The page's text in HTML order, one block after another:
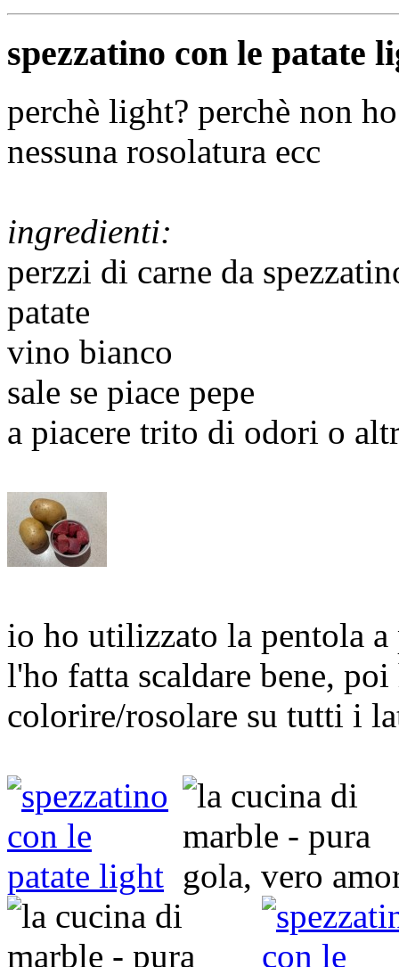
spezzatino con le patate
perchè light? perchè non
nessuna rosolatura ecc
ingredienti:
perzzi di carne da
patate
vino bianco
sale se piace pepe
a piacere trito di odori o
io ho utilizzato la pentola a
l'ho fatta scaldare bene,
colorire/rosolare su tutti i